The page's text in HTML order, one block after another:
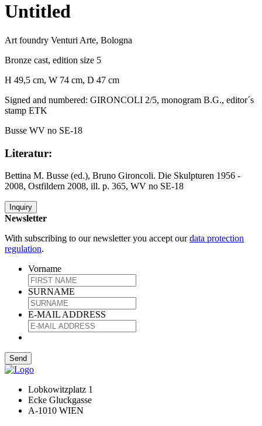
Untitled
Art foundry Venturi Arte, Bologna
Bronze cast, edition size 5
H 49,5 cm, W 74 cm, D 47 cm
Signed and numbered: GIRONCOLI 2/5, monogram B.G., editor´s
stamp ETK
Busse WV no SE-18
Literatur:
Bettina M. Busse (ed.), Bruno Gironcoli. Die Skulpturen 1956 -
2008, Ostfildern 2008, ill. p. 365, WV no SE-18
Inquiry
Newsletter
With subscribing to our newsletter you accept ourdata protection
regulation.
Vorname
SURNAME
E-MAIL ADDRESS
Lobkowitzplatz 1
Ecke Gluckgasse
A-1010 WIEN